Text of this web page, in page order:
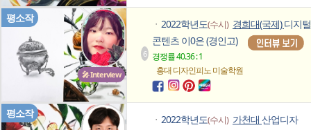
🎤 Interview
평소작
6
ㆍ 2022학년도(수시) 경희대(국제)디지털
콘텐츠 이0은 (경인고)
경쟁률 40.36 : 1
홍대 디자인피노미술학원
평소작
ㆍ 2022학년도(수시) 가천대 산업디자